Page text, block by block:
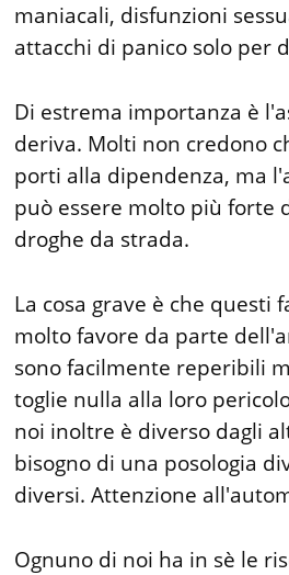
maniacali, disfunzioni
attacchi di panico solo per
Di estrema importanza è
deriva. Molti non credono
porti alla dipendenza, ma
può essere molto più forte
droghe da strada.
La cosa grave è che questi
molto favore da parte
sono facilmente reperibili
toglie nulla alla loro
noi inoltre è diverso dagli
bisogno di una posologia
diversi. Attenzione
Ognuno di noi ha in sè le